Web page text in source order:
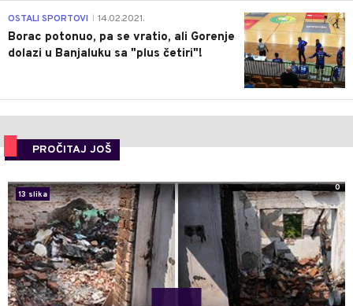
3
OSTALI SPORTOVI 14.02.2021.
Borac potonuo, pa se vratio, ali Gorenje
dolazi u Banjaluku sa "plus četiri"!
PROČITAJ JOŠ
13 slika
0